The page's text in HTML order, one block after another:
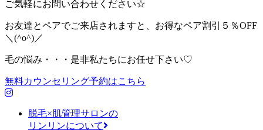
ご気軽にお問い合わせください☆
お友達とペアでご来店されますと、お得なペア割引５％OFF
＼(^o^)／
毛の悩み・・・是非私たちにお任せ下さい♡
無料カウンセリング予約はこちら
脱毛×肌管理サロンの
リンリンについて